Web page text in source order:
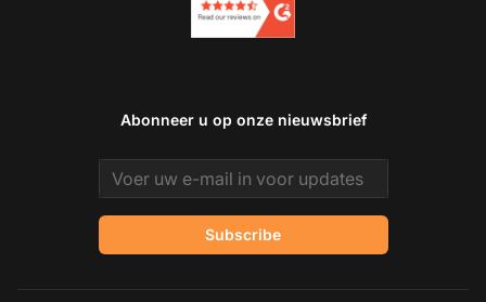
Abonneer u op onze nieuwsbrief
Email address
Subscribe